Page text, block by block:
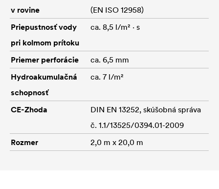
v rovine
(EN ISO 12958)
Priepustnosť vody
pri kolmom prítoku
ca. 8,5 l/m² · s
Priemer perforácie
ca. 6,5 mm
Hydroakumulačná
schopnosť
ca. 7 l/m²
CE-Zhoda
DIN EN 13252, skúšobná správa
č. 1.1/13525/0394.01-2009
Rozmer
2,0 m x 20,0 m